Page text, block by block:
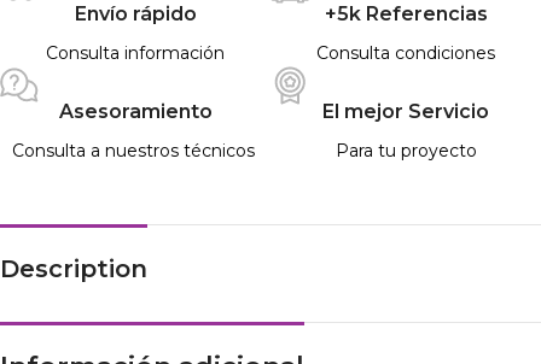
Envío rápido
Consulta información
+5k Referencias
Consulta condiciones
Asesoramiento
Consulta a nuestros técnicos
El mejor Servicio
Para tu proyecto
Description